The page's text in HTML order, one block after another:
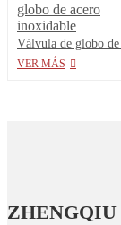
Válvula de globo
VER MÁS
ZHENGQIU